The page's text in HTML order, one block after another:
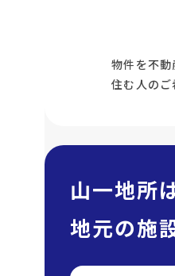
物件を不動
住む人のご
山一地所
地元の施